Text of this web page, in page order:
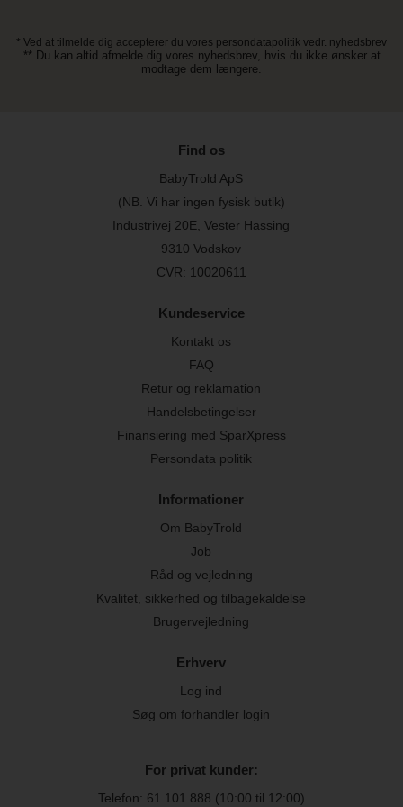
* Ved at tilmelde dig accepterer du vores persondatapolitik vedr. nyhedsbrev
** Du kan altid afmelde dig vores nyhedsbrev, hvis du ikke ønsker at
modtage dem længere.
Find os
BabyTrold ApS
(NB. Vi har ingen fysisk butik)
Industrivej 20E, Vester Hassing
9310 Vodskov
CVR: 10020611
Kundeservice
Kontakt os
FAQ
Retur og reklamation
Handelsbetingelser
Finansiering med SparXpress
Persondata politik
Informationer
Om BabyTrold
Job
Råd og vejledning
Kvalitet, sikkerhed og tilbagekaldelse
Brugervejledning
Erhverv
Log ind
Søg om forhandler login
For privat kunder:
Telefon: 61 101 888 (10:00 til 12:00)